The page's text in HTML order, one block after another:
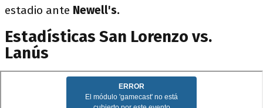
estadio ante Newell's.
Estadísticas San Lorenzo vs.
Lanús